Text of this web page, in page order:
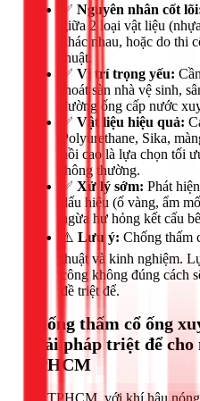
✅ Nguyên nhân cốt
giữa 2 loại vật liệu
khác nhau, hoặc do thi
thuật.
✅ Vị trí trọng yếu:
thoát sàn nhà vệ sinh,
đường ống cấp nước
✅ Vật liệu hiệu quả:
Polyurethane, Sika,
hồi cao là lựa chọn tối
thông thường.
✅ Xử lý sớm: Phát
dấu hiệu (ố vàng, ẩm
ngừa hư hỏng kết cấu
⚠️ Lưu ý: Chống thấm
thuật và kinh nghiệm.
công không đúng cách
đề triệt để.
Chống thấm cổ ống
Giải pháp triệt để
TPHCM
Tại TPHCM, với khí hậu